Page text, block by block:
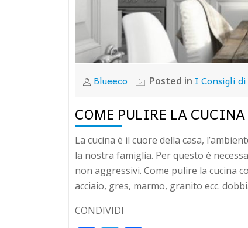
Blueeco Posted in I Consigli
COME PULIRE LA
La cucina è il cuore della casa,
la nostra famiglia. Per questo è
non aggressivi. Come pulire la cucina
acciaio, gres, marmo, granito ecc.
CONDIVIDI